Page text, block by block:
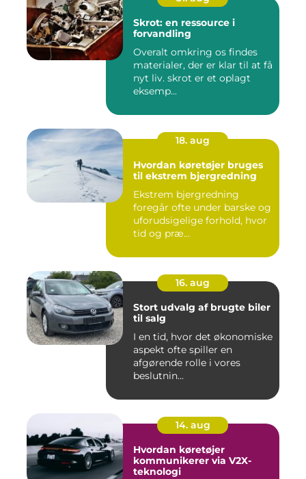
Skrot: en ressource i
forvandling
Overalt omkring os findes
materialer, der er klar til at få
nyt liv. skrot er et oplagt
eksemp...
18. aug
Hvordan køretøjer bruges
til ekstrem bjergredning
Ekstrem bjergredning
foregår ofte under barske og
uforudsigelige forhold, hvor
tid og præ...
16. aug
Stort udvalg af brugte biler
til salg
I en tid, hvor det økonomiske
aspekt ofte spiller en
afgørende rolle i vores
beslutnin...
14. aug
Hvordan køretøjer
kommunikerer via V2X-
teknologi